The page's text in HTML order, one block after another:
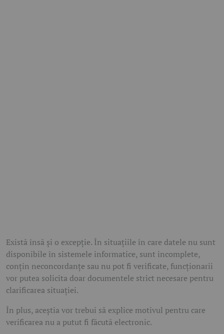
Există însă și o excepție. În situațiile în care datele nu sunt
disponibile în sistemele informatice, sunt incomplete,
conțin neconcordanțe sau nu pot fi verificate, funcționarii
vor putea solicita doar documentele strict necesare pentru
clarificarea situației.
În plus, aceștia vor trebui să explice motivul pentru care
verificarea nu a putut fi făcută electronic.